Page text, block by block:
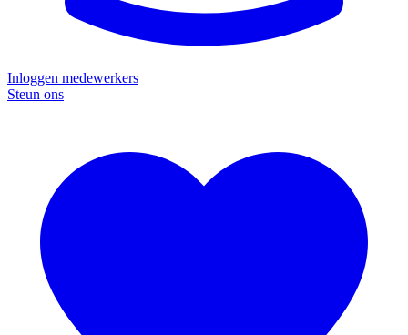
Inloggen medewerkers
Steun ons